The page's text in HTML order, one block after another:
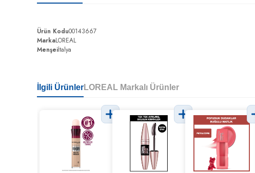
Ürün Kodu00143667
MarkaLOREAL
Menşeiİtalya
İlgili ÜrünlerLOREAL Markalı Ürünler